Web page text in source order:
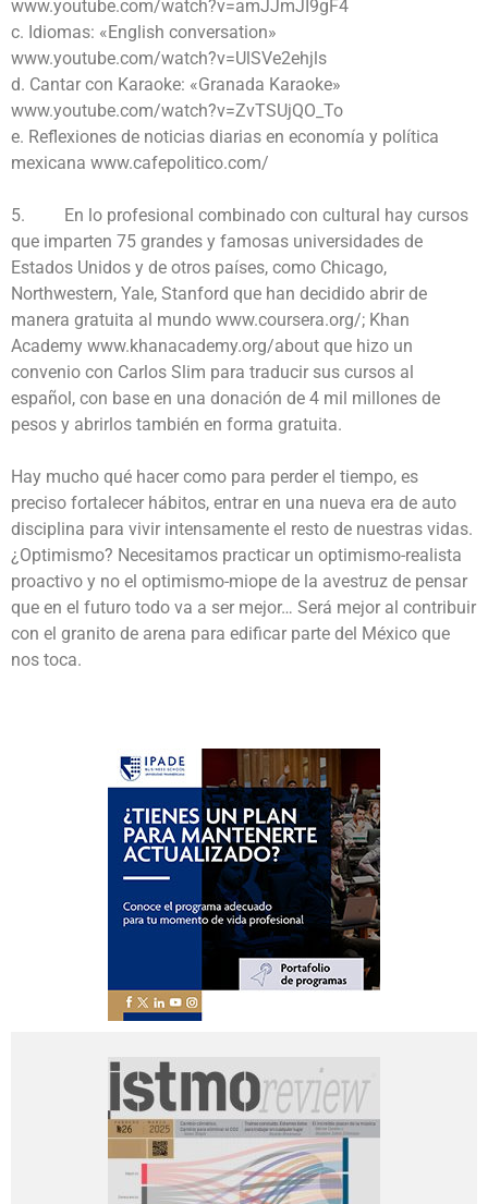
www.youtube.com/watch?v=amJJmJI9gF4
c. Idiomas: «English conversation»
www.youtube.com/watch?v=UlSVe2ehjls
d. Cantar con Karaoke: «Granada Karaoke»
www.youtube.com/watch?v=ZvTSUjQO_To
e. Reflexiones de noticias diarias en economía y política
mexicana www.cafepolitico.com/
5. En lo profesional combinado con cultural hay cursos
que imparten 75 grandes y famosas universidades de
Estados Unidos y de otros países, como Chicago,
Northwestern, Yale, Stanford que han decidido abrir de
manera gratuita al mundo www.coursera.org/; Khan
Academy www.khanacademy.org/about que hizo un
convenio con Carlos Slim para traducir sus cursos al
español, con base en una donación de 4 mil millones de
pesos y abrirlos también en forma gratuita.
Hay mucho qué hacer como para perder el tiempo, es
preciso fortalecer hábitos, entrar en una nueva era de auto
disciplina para vivir intensamente el resto de nuestras vidas.
¿Optimismo? Necesitamos practicar un optimismo-realista
proactivo y no el optimismo-miope de la avestruz de pensar
que en el futuro todo va a ser mejor… Será mejor al contribuir
con el granito de arena para edificar parte del México que
nos toca.